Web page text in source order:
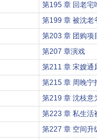
第195 章 回老宅
第199 章 被沈老
第203 章 团购项
第207 章演戏
第211 章 宋嫂通
第215 章 周晚宁
第219 章 沈枝意
第223 章 私生活
第227 章 空间升